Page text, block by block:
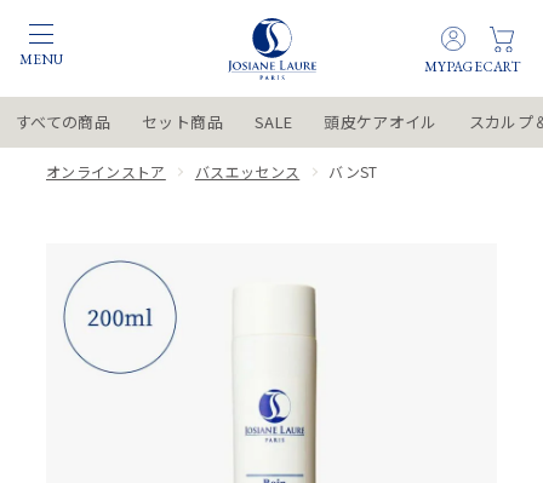
すべての商品 セット商品 SALE 頭皮ケアオイル スカルプ
オンラインストア バスエッセンス バンST